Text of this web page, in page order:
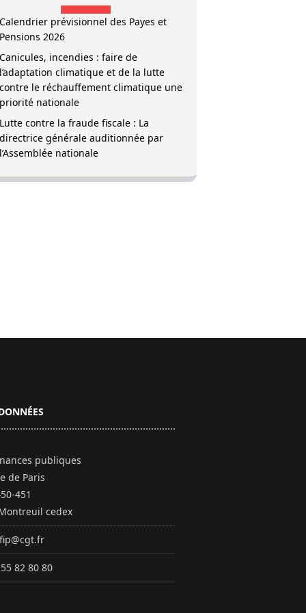
prévisionnel des Payes et
2026
incendies : faire de
climatique et de la lutte
le réchauffement climatique une
nationale
contre la fraude fiscale : La
générale auditionnée par
nationale
publiques
de Paris
451
cedex
82 80 80